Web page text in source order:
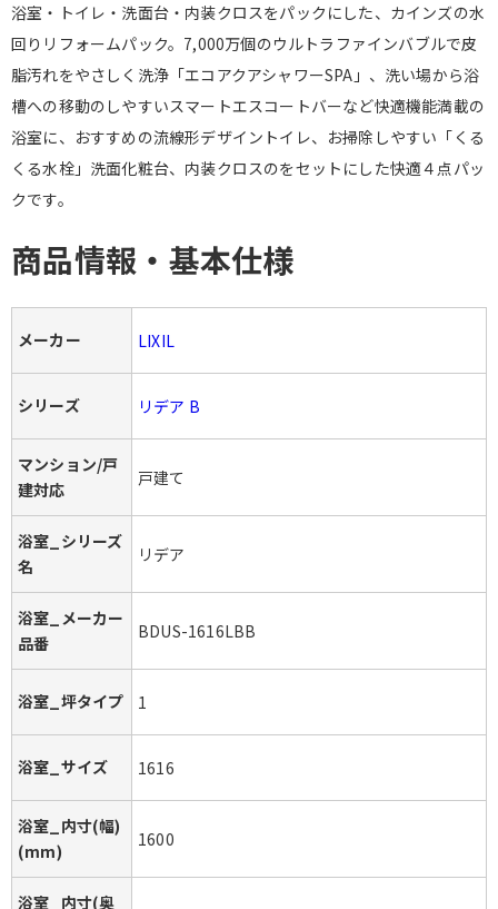
浴室・トイレ・洗面台・内装クロスをパックにした、カインズの水
回りリフォームパック。7,000万個のウルトラファインバブルで皮
脂汚れをやさしく洗浄「エコアクアシャワーSPA」、洗い場から浴
槽への移動のしやすいスマートエスコートバーなど快適機能満載の
浴室に、おすすめの流線形デザイントイレ、お掃除しやすい「くる
くる水栓」洗面化粧台、内装クロスのをセットにした快適４点パッ
クです。
商品情報・基本仕様
メーカー LIXIL
シリーズ リデア B
マンション/戸
建対応
戸建て
浴室_シリーズ
名
リデア
浴室_メーカー
品番
BDUS-1616LBB
浴室_坪タイプ 1
浴室_サイズ 1616
浴室_内寸(幅)
(mm)
1600
浴室_内寸(奥